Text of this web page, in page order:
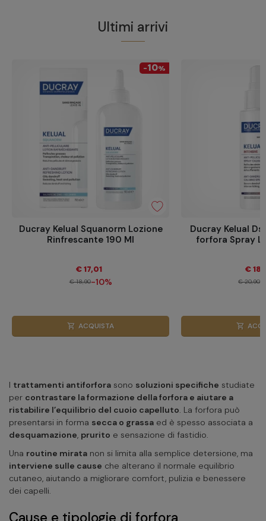
Ultimi arrivi
-10%
Ducray Kelual Squanorm Lozione
Rinfrescante 190 Ml
€ 17,01
€ 18,90-10%
shopping_cart ACQUISTA
Ducray Kelual
forfora Spray
€
€ 20,90
shopping_cart
I trattamenti antiforfora sono soluzioni specifiche studiate
per contrastare la formazione della forfora e aiutare a
ristabilire l’equilibrio del cuoio capelluto. La forfora può
presentarsi in forma secca o grassa ed è spesso associata a
desquamazione, prurito e sensazione di fastidio.
Una routine mirata non si limita alla semplice detersione, ma
interviene sulle cause che alterano il normale equilibrio
cutaneo, aiutando a migliorare comfort, pulizia e benessere
dei capelli.